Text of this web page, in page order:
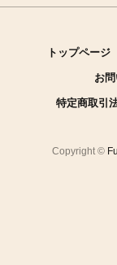
トップページ
お
特定商取引
Copyright ©